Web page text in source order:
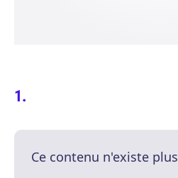
Ce contenu n'existe plus